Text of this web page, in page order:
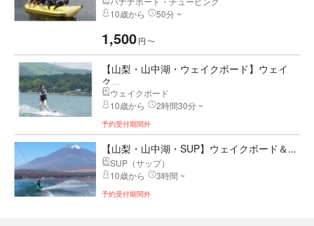
10歳から
50分 ~
1,500円 〜
【山梨・山中湖・ウェイクボード】ウェイ
ク...
ウェイクボード
10歳から
2時間30分 ~
予約受付期間外
【山梨・山中湖・SUP】ウェイクボード＆...
SUP（サップ）
10歳から
3時間 ~
予約受付期間外